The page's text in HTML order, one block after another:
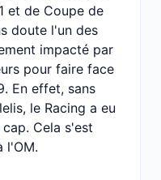
et de Coupe de
doute l'un des
impacté par
pour faire face
En effet, sans
le Racing a eu
Cela s'est
l'OM.